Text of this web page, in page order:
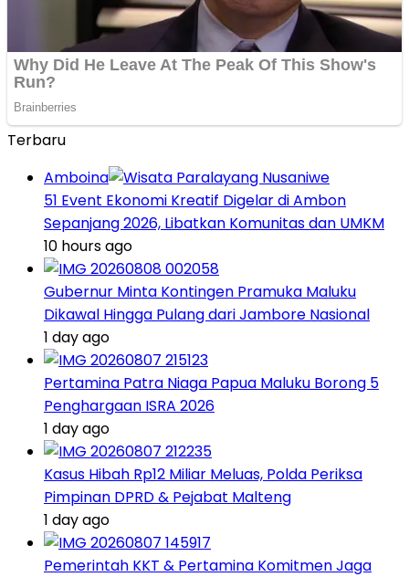
Terbaru
Amboina
51 Event Ekonomi Kreatif Digelar di Ambon
Sepanjang 2026, Libatkan Komunitas dan UMKM
10 hours ago
Gubernur Minta Kontingen Pramuka Maluku
Dikawal Hingga Pulang dari Jambore Nasional
1 day ago
Pertamina Patra Niaga Papua Maluku Borong 5
Penghargaan ISRA 2026
1 day ago
Kasus Hibah Rp12 Miliar Meluas, Polda Periksa
Pimpinan DPRD & Pejabat Malteng
1 day ago
Pemerintah KKT & Pertamina Komitmen Jaga